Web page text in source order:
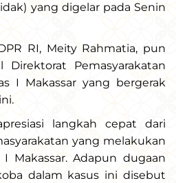
yang digelar pada Senin
RI, Meity Rahmatia, pun
Direktorat Pemasyarakatan
I Makassar yang bergerak
langkah cepat dari
yang melakukan
Makassar. Adapun dugaan
dalam kasus ini disebut